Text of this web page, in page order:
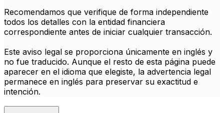
Recomendamos que verifique de forma independiente
todos los detalles con la entidad financiera
correspondiente antes de iniciar cualquier transacción.
Este aviso legal se proporciona únicamente en inglés y
no fue traducido. Aunque el resto de esta página puede
aparecer en el idioma que elegiste, la advertencia legal
permanece en inglés para preservar su exactitud e
intención.